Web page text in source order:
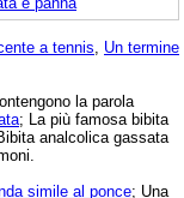
a tennis
Un termine
la parola
; La più famosa bibita
analcolica gassata
simile al ponce; Una